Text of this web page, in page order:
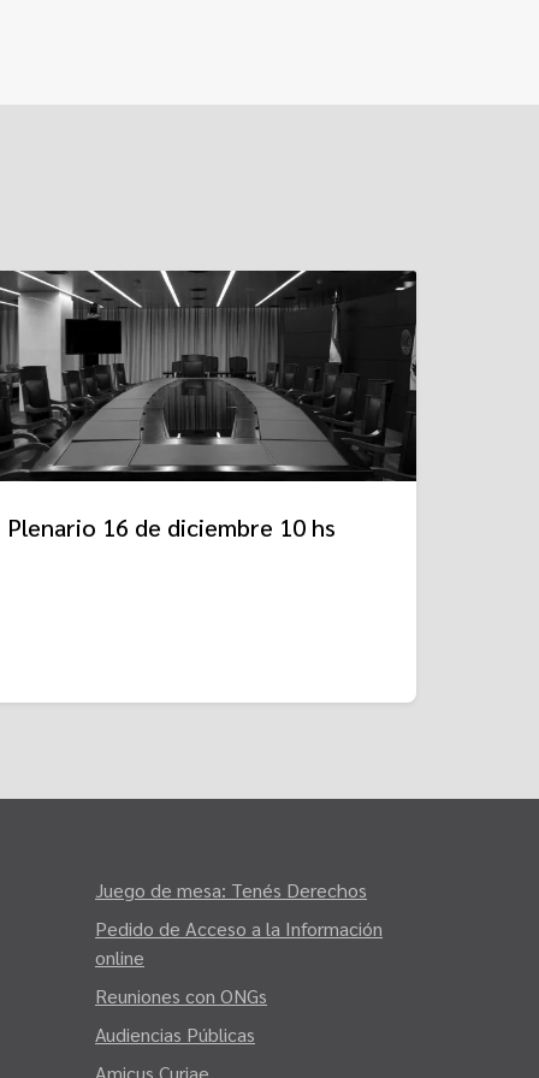
Plenario 16 de diciembre 10 hs
Juego de mesa: Tenés Derechos
Pedido de Acceso a la Información
online
Reuniones con ONGs
Audiencias Públicas
Amicus Curiae